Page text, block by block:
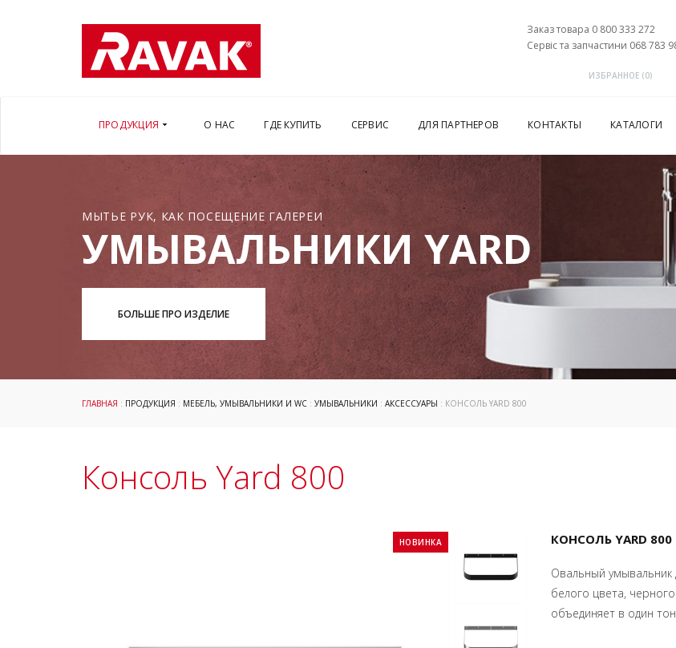
Заказ товара 0 800 333 272
Сервіс та запчастини 068 783
ИЗБРАННОЕ (0)
ПРОДУКЦИЯ О НАС ГДЕ КУПИТЬ СЕРВИС ДЛЯ ПАРТНЕРОВ КОНТАКТЫ КАТАЛОГИ
МЫТЬЕ РУК, КАК ПОСЕЩЕНИЕ ГАЛЕРЕИ
УМЫВАЛЬНИКИ YARD
БОЛЬШЕ ПРО ИЗДЕЛИЕ
ГЛАВНАЯ : ПРОДУКЦИЯ : МЕБЕЛЬ, УМЫВАЛЬНИКИ И WC : УМЫВАЛЬНИКИ : АКСЕССУАРЫ : КОНСОЛЬ YARD 800
Консоль Yard 800
НОВИНКА КОНСОЛЬ YARD 800
Овальный умывальник
белого цвета,
объединяет в один